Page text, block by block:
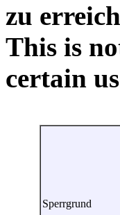
zu
This is
certain
Sperrgrund